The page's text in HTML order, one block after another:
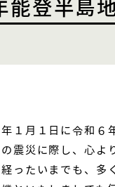
能登半島
１月１日に令和６
震災に際し、心よ
経ったいまでも、多